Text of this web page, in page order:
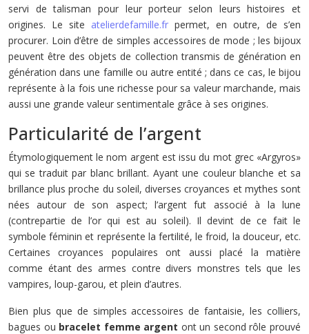
servi de talisman pour leur porteur selon leurs histoires et
origines. Le site atelierdefamille.fr permet, en outre, de s’en
procurer. Loin d’être de simples accessoires de mode ; les bijoux
peuvent être des objets de collection transmis de génération en
génération dans une famille ou autre entité ; dans ce cas, le bijou
représente à la fois une richesse pour sa valeur marchande, mais
aussi une grande valeur sentimentale grâce à ses origines.
Particularité de l’argent
Étymologiquement le nom argent est issu du mot grec «Argyros»
qui se traduit par blanc brillant. Ayant une couleur blanche et sa
brillance plus proche du soleil, diverses croyances et mythes sont
nées autour de son aspect; l’argent fut associé à la lune
(contrepartie de l’or qui est au soleil). Il devint de ce fait le
symbole féminin et représente la fertilité, le froid, la douceur, etc.
Certaines croyances populaires ont aussi placé la matière
comme étant des armes contre divers monstres tels que les
vampires, loup-garou, et plein d’autres.
Bien plus que de simples accessoires de fantaisie, les colliers,
bagues ou bracelet femme argent ont un second rôle prouvé